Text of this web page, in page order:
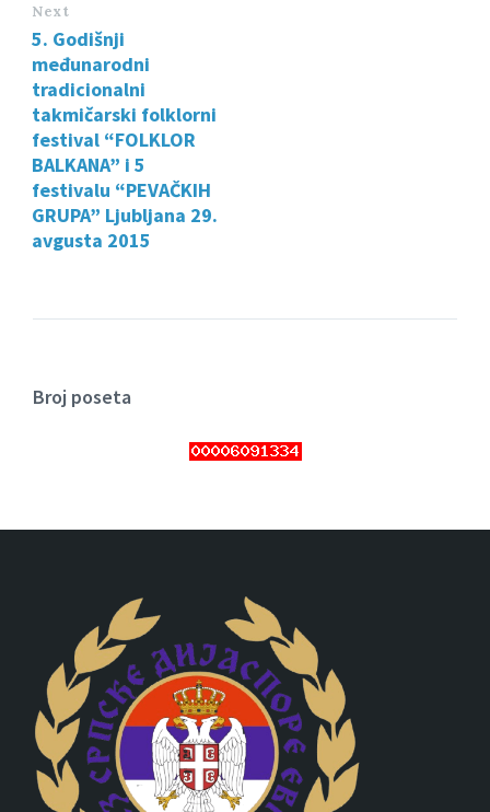
Next
5. Godišnji
međunarodni
tradicionalni
takmičarski folklorni
festival “FOLKLOR
BALKANA” i 5
festivalu “PEVAČKIH
GRUPA” Ljubljana 29.
avgusta 2015
Broj poseta